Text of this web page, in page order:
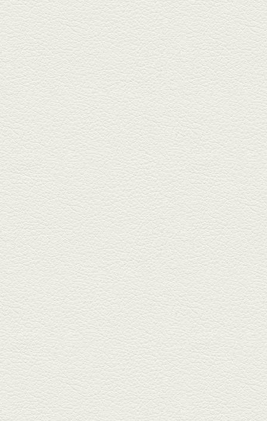
西銀座通り、若き和の料理人の
名店「旬味こさか」で夏の味を
堪能...
2025年5月23日放送
明太もちチーズもんじゃ
銀座中通りで深夜３時まで営業
している「もんじゃ焼きかめの
や」...
2025年5月2日放送
ミックス水餃子＆麻婆豆
腐
新水前寺駅そばの人気店「中華
料理 福来亭」へ。「しろ」ロッ
ク...
2025年4月11日放送
きびなごの塩焼き＆黒豚
しゃぶしゃぶ
春の[熊本屋台村]で昼飲みの刻。
[かごっま屋台 黒で乾杯]で「銀...
2025年3月21日放送
薩摩赤鶏のころころ焼き
＆カツオの藁焼き
三年坂通りのビル２階「焼鳥こ
ろころ」はオシャレな店構えで
炭火...
2025年2月28日放送
踊る車海老＆あか牛串 ウ
ニとキャビア乗せ
ホテル日航熊本の裏、創作串揚
げの新たな店「串ハル」へ「銀
しろ...